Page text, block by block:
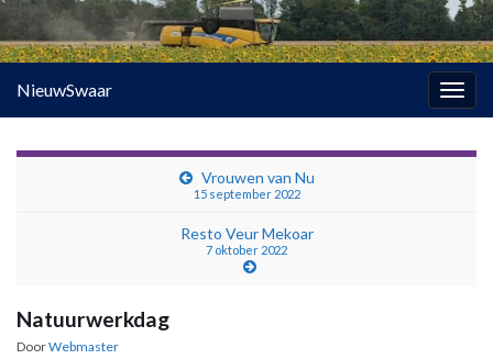
NieuwSwaar
Vrouwen van Nu
15 september 2022
Resto Veur Mekoar
7 oktober 2022
Natuurwerkdag
DoorWebmaster